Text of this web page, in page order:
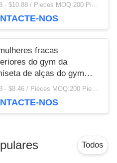
$7.88 - $10.88 / Pieces MOQ:200 Piece / Pieces
NOS
fracas
do gym da
de alças do gym
mulheres afrouxam a
$5.98 - $8.46 / Pieces MOQ:200 Piece / Pieces
NOS
Todos